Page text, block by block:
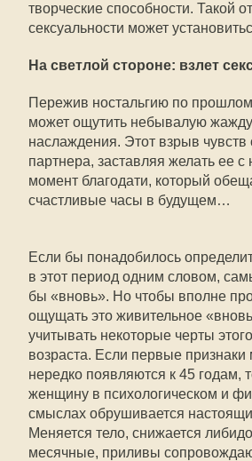
творческие способности. Такой
сексуальности может
На светлой стороне: взлет
Пережив ностальгию по
может ощутить небывалую
наслаждения. Этот взрыв
партнера, заставляя желать ее
момент благодати, который
счастливые часы в будущем…
Если бы понадобилось
в этот период одним словом,
бы «вновь». Но чтобы вполне
ощущать это живительное
учитывать некоторые черты
возраста. Если первые признаки
нередко появляются к 45 годам,
женщину в психологическом и
смыслах обрушивается
Меняется тело, снижается
месячные, приливы